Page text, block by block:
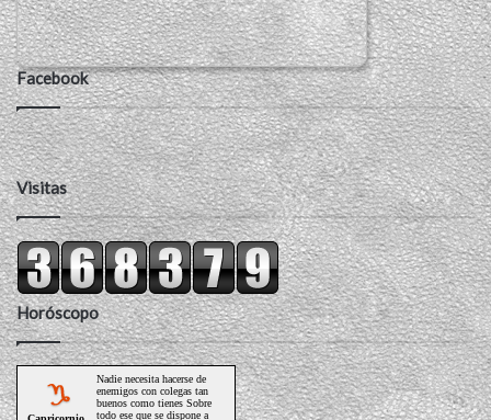
Facebook
Visitas
Horóscopo